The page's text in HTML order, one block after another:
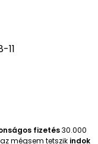
11
fizetés30.000
mégsem tetszik indok